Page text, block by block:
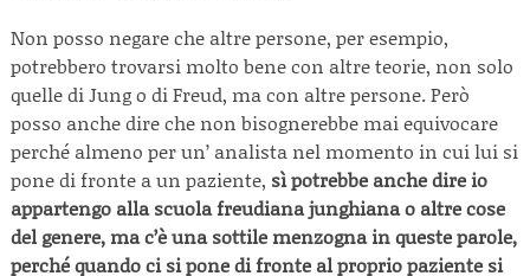
Non posso negare che altre persone, per esempio,
potrebbero trovarsi molto bene con altre teorie, non solo
quelle di Jung o di Freud, ma con altre persone. Però
posso anche dire che non bisognerebbe mai equivocare
perché almeno per un’ analista nel momento in cui lui si
pone di fronte a un paziente, sì potrebbe anche dire io
appartengo alla scuola freudiana junghiana o altre cose
del genere, ma c’è una sottile menzogna in queste parole,
perché quando ci si pone di fronte al proprio paziente si